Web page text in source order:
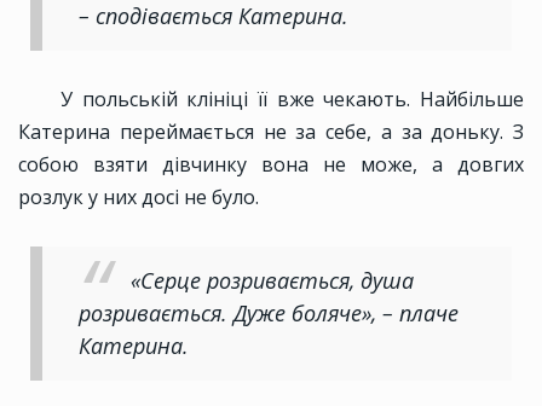
– сподівається Катерина.
У польській клініці її вже чекають. Найбільше
Катерина переймається не за себе, а за доньку. З
собою взяти дівчинку вона не може, а довгих
розлук у них досі не було.
«Серце розривається, душа
розривається. Дуже боляче», – плаче
Катерина.